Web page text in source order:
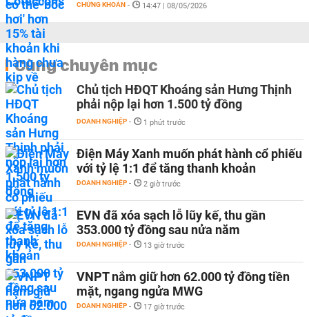
CHỨNG KHOÁN - 14:47 | 08/05/2026
Cùng chuyên mục
Chủ tịch HĐQT Khoáng sản Hưng Thịnh
phải nộp lại hơn 1.500 tỷ đồng
DOANH NGHIỆP - 1 phút trước
Điện Máy Xanh muốn phát hành cổ phiếu
với tỷ lệ 1:1 để tăng thanh khoản
DOANH NGHIỆP - 2 giờ trước
EVN đã xóa sạch lỗ lũy kế, thu gần
353.000 tỷ đồng sau nửa năm
DOANH NGHIỆP - 13 giờ trước
VNPT nắm giữ hơn 62.000 tỷ đồng tiền
mặt, ngang ngửa MWG
DOANH NGHIỆP - 17 giờ trước